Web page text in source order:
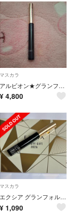
マスカラ
アルビオン★グランフォルテマスカラ★ブラック★
¥ 4,800
マスカラ
エクシア グランフォルテマスカラBK10
¥ 1,090